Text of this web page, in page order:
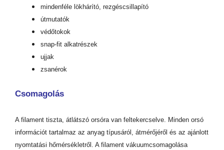
mindenféle lökhárító, rezgéscsillapító
útmutatók
védőtokok
snap-fit alkatrészek
ujjak
zsanérok
Csomagolás
A filament tiszta, átlátszó orsóra van feltekercselve. Minden orsó
információt tartalmaz az anyag típusáról, átmérőjéről és az ajánlott
nyomtatási hőmérsékletről. A filament vákuumcsomagolása